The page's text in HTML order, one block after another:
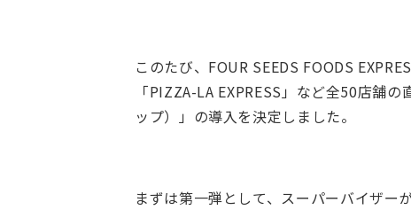
このたび、FOUR SEEDS FOODS
「PIZZA-LA EXPRESS」など全50店舗
ップ）」の導入を決定しました。
まずは第一弾として、スーパーバイザー